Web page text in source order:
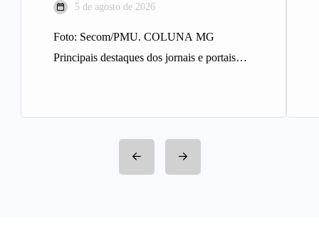
5 de agosto de 2026
Foto: Secom/PMU. COLUNA MG
Principais destaques dos jornais e portais